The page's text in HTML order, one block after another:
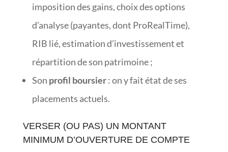
imposition des gains, choix des options
d’analyse (payantes, dont ProRealTime),
RIB lié, estimation d’investissement et
répartition de son patrimoine ;
Son profil boursier: on y fait état de ses
placements actuels.
VERSER (OU PAS) UN MONTANT
MINIMUM D’OUVERTURE DE COMPTE